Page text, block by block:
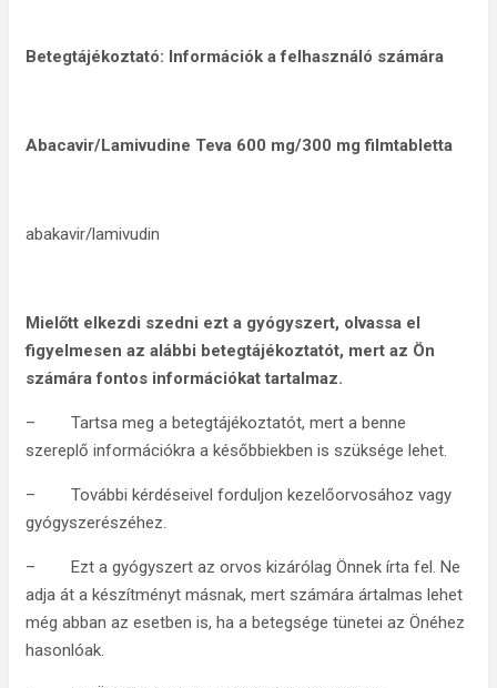
Betegtájékoztató: Információk a felhasználó számára
Abacavir/Lamivudine Teva 600 mg/300 mg filmtabletta
abakavir/lamivudin
Mielőtt elkezdi szedni ezt a gyógyszert, olvassa el
figyelmesen az alábbi betegtájékoztatót, mert az Ön
számára fontos információkat tartalmaz.
– Tartsa meg a betegtájékoztatót, mert a benne
szereplő információkra a későbbiekben is szüksége lehet.
– További kérdéseivel forduljon kezelőorvosához vagy
gyógyszerészéhez.
– Ezt a gyógyszert az orvos kizárólag Önnek írta fel. Ne
adja át a készítményt másnak, mert számára ártalmas lehet
még abban az esetben is, ha a betegsége tünetei az Önéhez
hasonlóak.